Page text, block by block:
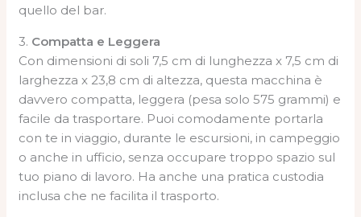
quello del bar.
3. Compatta e Leggera
Con dimensioni di soli 7,5 cm di lunghezza x 7,5 cm di
larghezza x 23,8 cm di altezza, questa macchina è
davvero compatta, leggera (pesa solo 575 grammi) e
facile da trasportare. Puoi comodamente portarla
con te in viaggio, durante le escursioni, in campeggio
o anche in ufficio, senza occupare troppo spazio sul
tuo piano di lavoro. Ha anche una pratica custodia
inclusa che ne facilita il trasporto.